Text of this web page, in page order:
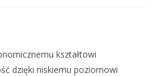
kształtowi
dzięki niskiemu poziomowi